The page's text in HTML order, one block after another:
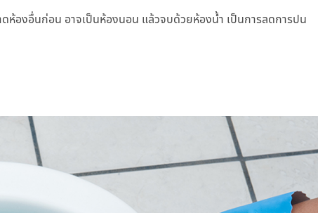
ดห้องอื่นก่อน อาจเป็นห้องนอน แล้วจบด้วยห้องน้ำ เป็นการลดการปน